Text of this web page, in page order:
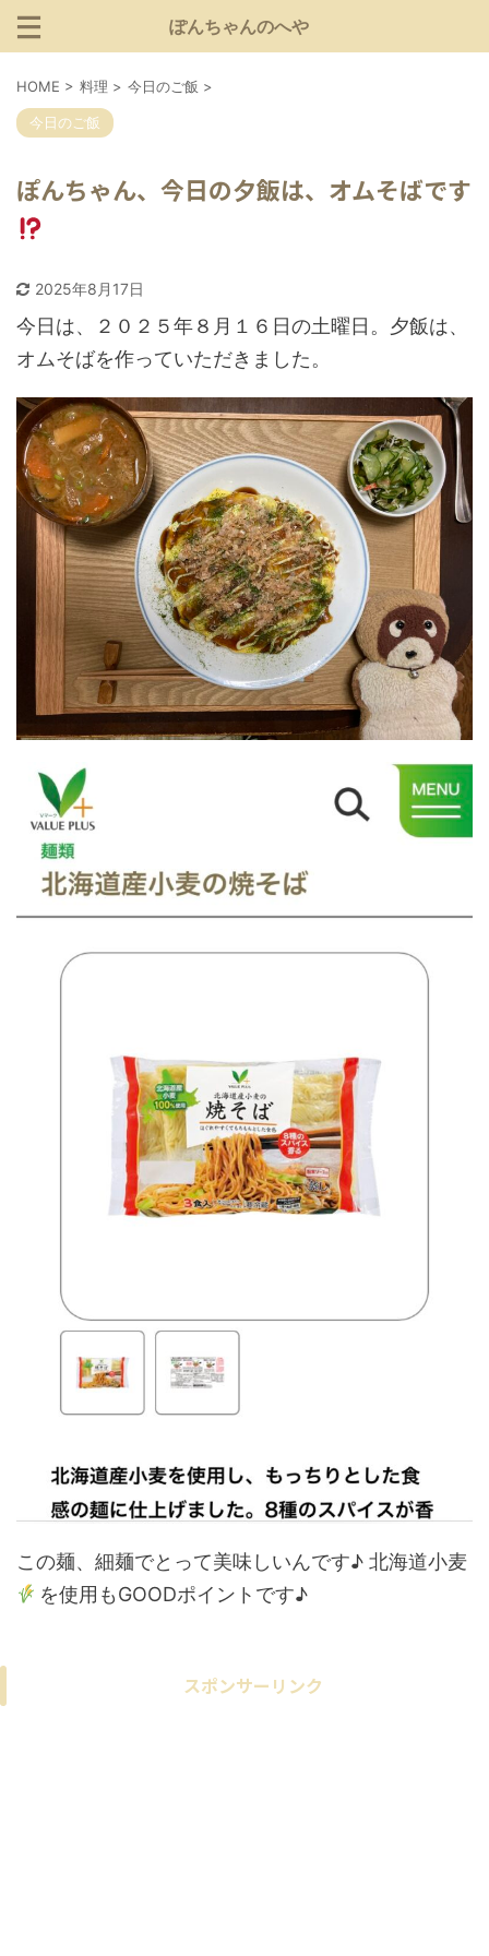
ぽんちゃんのへや
HOME > 料理 > 今日のご飯 >
今日のご飯
ぽんちゃん、今日の夕飯は、オムそばです
2025年8月17日
今日は、２０２５年８月１６日の土曜日。夕飯は、
オムそばを作っていただきました。
この麺、細麺でとって美味しいんです♪ 北海道小麦
を使用もGOODポイントです♪
スポンサーリンク